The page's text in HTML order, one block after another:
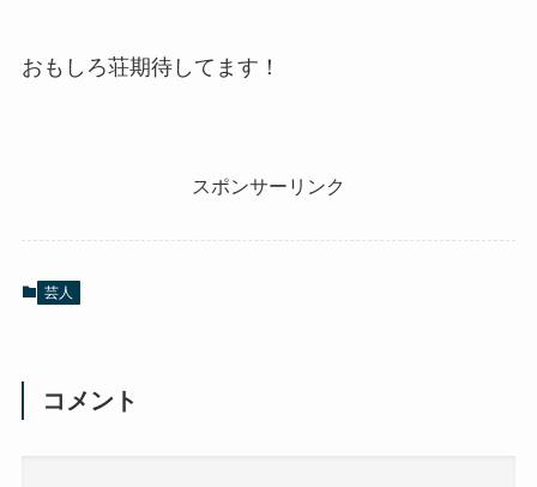
おもしろ荘期待してます！
スポンサーリンク
芸人
コメント